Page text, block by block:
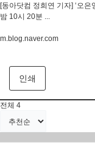
[동아닷컴 정희연 기자] ‘오
밤 10시 20분 ...
m.blog.naver.com
인쇄
전체 4